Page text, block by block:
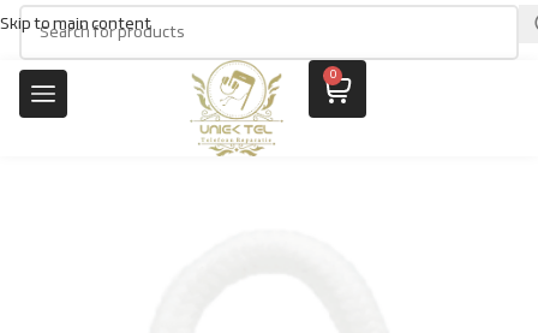
Skip to main content
0